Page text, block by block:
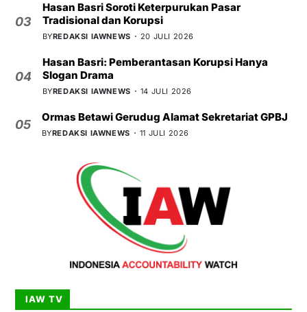
03
Hasan Basri Soroti Keterpurukan Pasar
Tradisional dan Korupsi
BYREDAKSI IAWNEWS 20 JULI 2026
04
Hasan Basri: Pemberantasan Korupsi Hanya
Slogan Drama
BYREDAKSI IAWNEWS 14 JULI 2026
05
Ormas Betawi Gerudug Alamat Sekretariat GPBJ
BYREDAKSI IAWNEWS 11 JULI 2026
IAW TV